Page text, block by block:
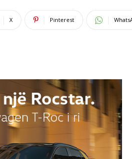
X Pinterest